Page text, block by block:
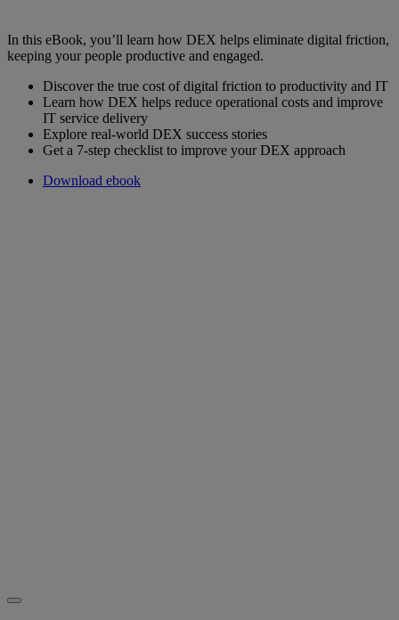
In this eBook, you’ll learn how DEX helps eliminate digital friction,
keeping your people productive and engaged.
Discover the true cost of digital friction to productivity and IT
Learn how DEX helps reduce operational costs and improve
IT service delivery
Explore real-world DEX success stories
Get a 7-step checklist to improve your DEX approach
Download ebook